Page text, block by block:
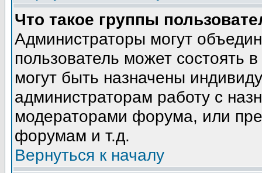
Что такое группы
Администраторы могут
пользователь может состоять
могут быть назначены
администраторам работу с
модераторами форума, или
форумам и т.д.
Вернуться к началу